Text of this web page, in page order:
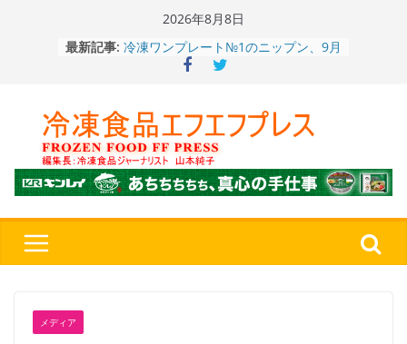
2026年8月8日
最新記事: 冷凍ワンプレート№1のニップン、9月
から新ブランド『ニップン、彩りごは
ストアで作者にご挨拶、新作”れいと
うこ～こ～”を知る
「CHEESE WONDER」5周年～夏に限
定さわやかフレーバー「CHEESE
WONDER YELLOW」復刻発売中
メディア